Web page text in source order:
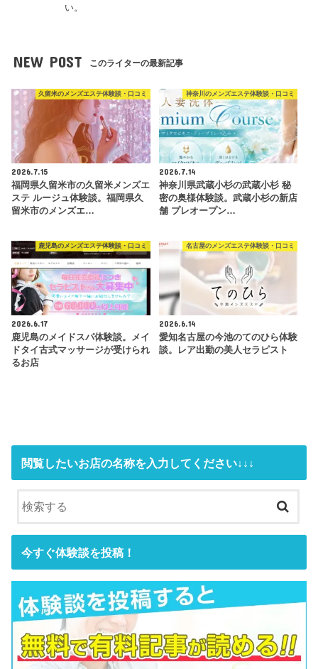
い。
NEW POST このライターの最新記事
久留米のメンズエステ体験談・口コミ
2026.7.15
福岡県久留米市の久留米メンズエ
ステ ルージュ体験談。福岡県久
留米市のメンズエ…
神奈川のメンズエステ体験談・口コミ
2026.7.14
神奈川県武蔵小杉の武蔵小杉 秘
密の奥様体験談。武蔵小杉の新店
舗 プレオープン…
鹿児島のメンズエステ体験談・口コミ
2026.6.17
鹿児島のメイドスパ体験談。メイ
ドタイ古式マッサージが受けられ
るお店
名古屋のメンズエステ体験談・口コミ
2026.6.14
愛知名古屋の今池のてのひら体験
談。レア出勤の美人セラピスト
閲覧したいお店の名称を入力してください↓↓↓
今すぐ体験談を投稿！